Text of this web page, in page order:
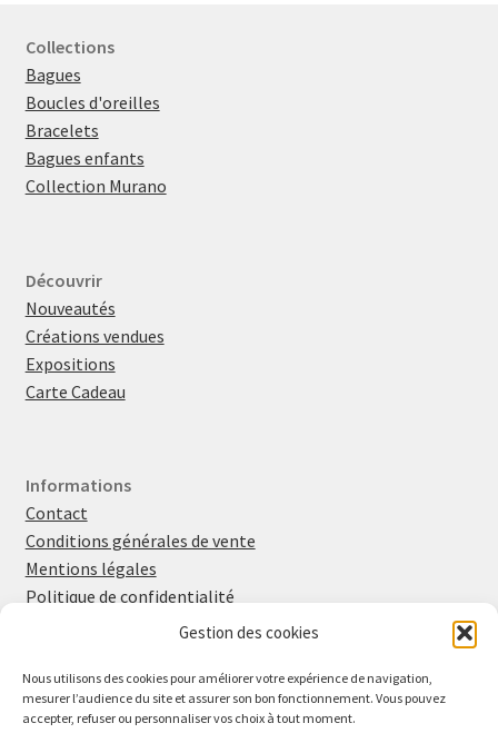
Gestion des cookies
Nous utilisons des cookies pour améliorer votre expérience de navigation,
mesurer l’audience du site et assurer son bon fonctionnement. Vous pouvez
accepter, refuser ou personnaliser vos choix à tout moment.
Collections
Bagues
Boucles d'oreilles
Bracelets
Bagues enfants
Collection Murano
Découvrir
Nouveautés
Créations vendues
Expositions
Carte Cadeau
Informations
Contact
Conditions générales de vente
Mentions légales
Politique de confidentialité
Politique en matière de cookies
Retrouvez-moi surInstagrametFacebook